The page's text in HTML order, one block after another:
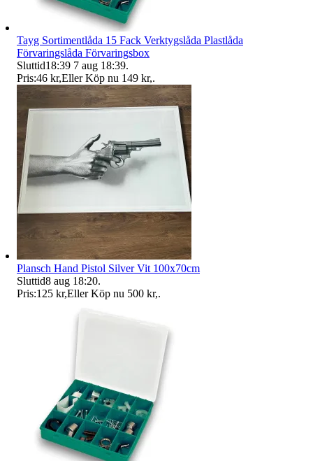
Tayg Sortimentlåda 15 Fack Verktygslåda Plastlåda
Förvaringslåda Förvaringsbox
Sluttid18:39 7 aug 18:39.
Pris:46 kr,Eller Köp nu 149 kr,.
Plansch Hand Pistol Silver Vit 100x70cm
Sluttid8 aug 18:20.
Pris:125 kr,Eller Köp nu 500 kr,.